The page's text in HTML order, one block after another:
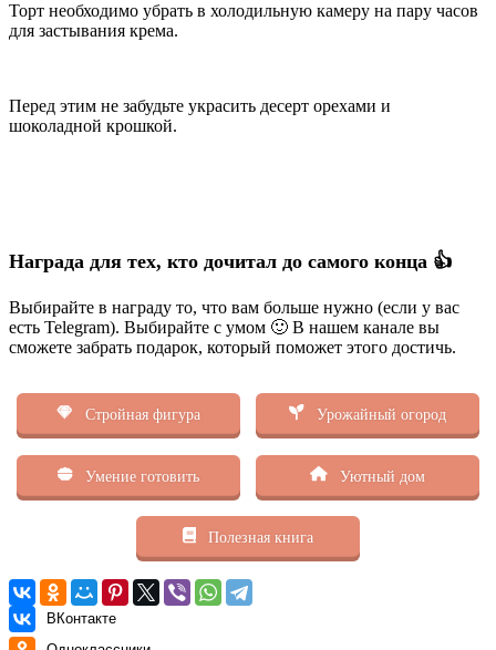
Торт необходимо убрать в холодильную камеру на пару часов
для застывания крема.
Перед этим не забудьте украсить десерт орехами и
шоколадной крошкой.
Награда для тех, кто дочитал до самого конца 👍
Выбирайте в награду то, что вам больше нужно (если у вас
есть Telegram). Выбирайте с умом 🙂 В нашем канале вы
сможете забрать подарок, который поможет этого достичь.
Стройная фигура Урожайный огород
Умение готовить Уютный дом
Полезная книга
ВКонтакте